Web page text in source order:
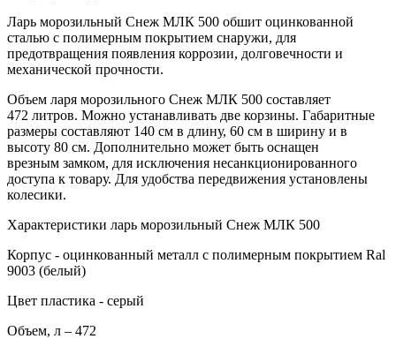
Ларь морозильный Снеж МЛК 500 обшит оцинкованной
сталью с полимерным покрытием снаружи, для
предотвращения появления коррозии, долговечности и
механической прочности.
Объем ларя морозильного Снеж МЛК 500 составляет
472 литров. Можно устанавливать две корзины. Габаритные
размеры составляют 140 см в длину, 60 см в ширину и в
высоту 80 см. Дополнительно может быть оснащен
врезным замком, для исключения несанкционированного
доступа к товару. Для удобства передвижения установлены
колесики.
Характеристики ларь морозильный Снеж МЛК 500
Корпус - оцинкованный металл с полимерным покрытием Ral
9003 (белый)
Цвет пластика - серый
Объем, л – 472